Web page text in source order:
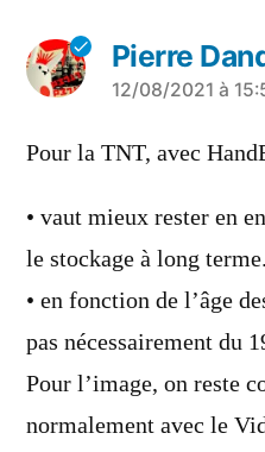
Pierre
a
dit :
12/08/2021 à
Pour la TNT, avec
• vaut mieux rester en
le stockage à long terme.
• en fonction de l’âge
pas nécessairement du
Pour l’image, on reste
normalement avec le